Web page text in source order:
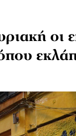
οι